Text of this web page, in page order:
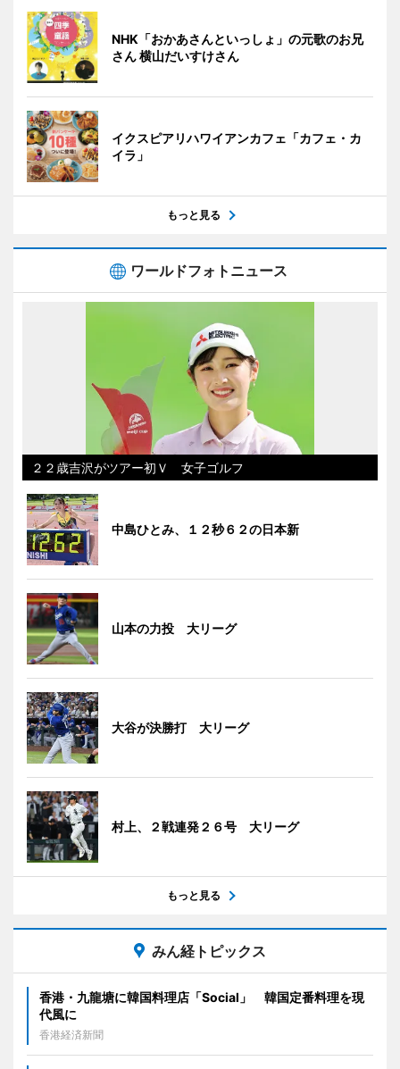
NHK「おかあさんといっしょ」の元歌のお兄
さん 横山だいすけさん
イクスピアリハワイアンカフェ「カフェ・カ
イラ」
もっと見る
ワールドフォトニュース
２２歳吉沢がツアー初Ｖ 女子ゴルフ
中島ひとみ、１２秒６２の日本新
山本の力投 大リーグ
大谷が決勝打 大リーグ
村上、２戦連発２６号 大リーグ
もっと見る
みん経トピックス
香港・九龍塘に韓国料理店「Social」 韓国定番料理を現
代風に
香港経済新聞